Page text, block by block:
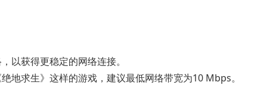
以获得更稳定的网络连接。
地求生》这样的游戏，建议最低网络带宽为10 Mbps。